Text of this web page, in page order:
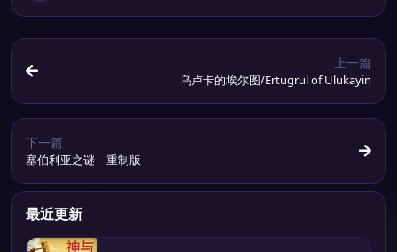
上一篇
乌卢卡的埃尔图/Ertugrul of Ulukayin
下一篇
塞伯利亚之谜 – 重制版
最近更新